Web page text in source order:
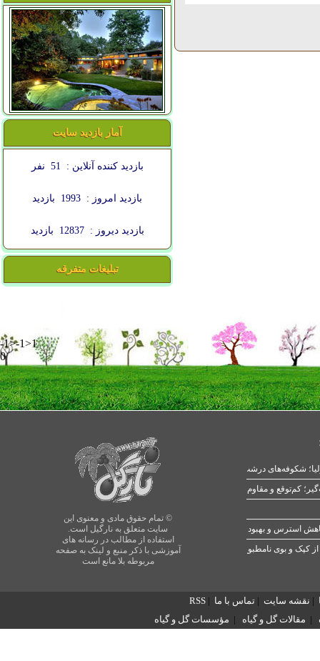
آمار بازدید سایت
بازدید کننده آنلاین : 51 نفر
بازدید امروز : 1993 بازدید
بازدید دیروز : 12837 بازدید
تبلیغات متفرقه
-1>-1>1
0
© تمام حقوق مادی و معنوی این
سایت متعلق به نارگیل است.
استفاده از مطالب در رسانه های
آموزشی با ذکر منبع و لینک به صفحه
مربوطه بلا مانع است
شکوفه‌های درشت در بهار
کپک و بوی نامطبوع
| نقشه سایت | تماس با ما |
RSS
| مقالات گل و گیاه | مؤسسات گل و گیاه